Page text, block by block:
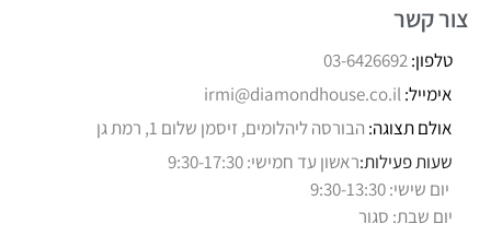
צור קשר
טלפון:03-6426692
אימייל:irmi@diamondhouse.co.il
אולם תצוגה: הבורסה ליהלומים, זיסמן שלום 1, רמת גן
שעות פעילות:ראשון עד חמישי: 9:30-17:30
יום שישי: 9:30-13:30
יום שבת: סגור